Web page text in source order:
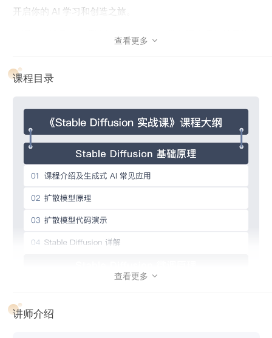
开启你的 AI 学习和创造之旅。​
本课程由浅及深，理论与实践相结合，带你逐步理解并最终熟
具体场景去训练微调专属于你的 Stable Diffusion。​
吧！
查看更多 
课程目录
查看更多 
讲师介绍